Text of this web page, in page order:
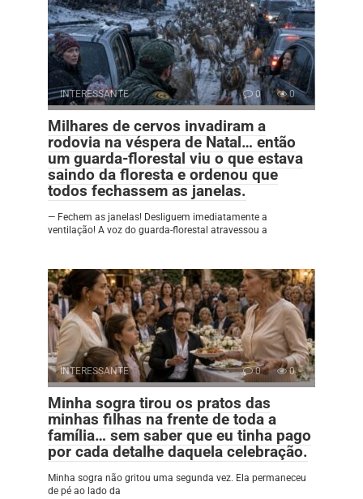
INTERESSANTE 0 0
Milhares de cervos invadiram a
rodovia na véspera de Natal… então
um guarda-florestal viu o que estava
saindo da floresta e ordenou que
todos fechassem as janelas.
— Fechem as janelas! Desliguem imediatamente a
ventilação! A voz do guarda-florestal atravessou a
INTERESSANTE 0 0
Minha sogra tirou os pratos das
minhas filhas na frente de toda a
família… sem saber que eu tinha pago
por cada detalhe daquela celebração.
Minha sogra não gritou uma segunda vez. Ela permaneceu
de pé ao lado da